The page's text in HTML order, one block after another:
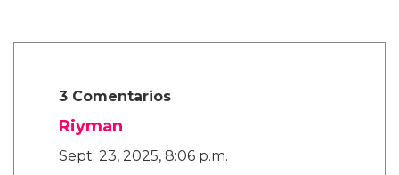
3 Comentarios
Riyman
Sept. 23, 2025, 8:06 p.m.